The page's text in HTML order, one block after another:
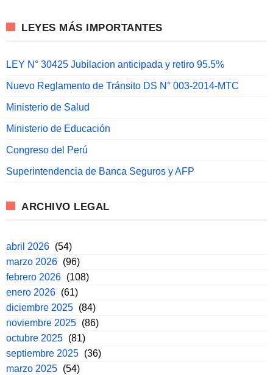
LEYES MÁS IMPORTANTES
LEY N° 30425 Jubilacion anticipada y retiro 95.5%
Nuevo Reglamento de Tránsito DS N° 003-2014-MTC
Ministerio de Salud
Ministerio de Educación
Congreso del Perú
Superintendencia de Banca Seguros y AFP
ARCHIVO LEGAL
abril 2026 (54)
marzo 2026 (96)
febrero 2026 (108)
enero 2026 (61)
diciembre 2025 (84)
noviembre 2025 (86)
octubre 2025 (81)
septiembre 2025 (36)
marzo 2025 (54)